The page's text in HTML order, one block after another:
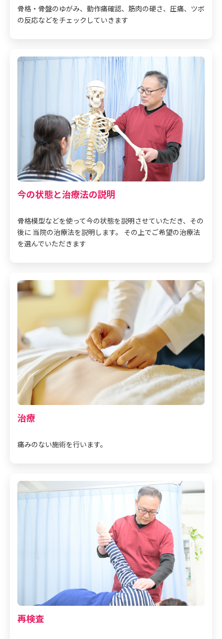
骨格・骨盤のゆがみ、動作痛確認、筋肉の硬さ、圧痛、ツボ
の反応などをチェックしていきます
今の状態と治療法の説明
骨格模型などを使って今の状態を説明させていただき、その
後に 当院の治療法を説明します。 その上でご希望の治療法
を選んでいただきます
治療
痛みのない施術を行います。
再検査